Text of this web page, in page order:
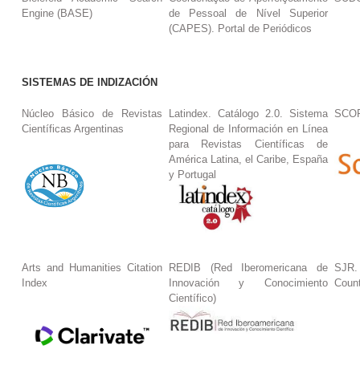
Engine (BASE)
de Pessoal de Nível Superior
(CAPES). Portal de Periódicos
SISTEMAS DE INDIZACIÓN
Núcleo Básico de Revistas
Científicas Argentinas
Latindex. Catálogo 2.0. Sistema
Regional de Información en Línea
para Revistas Científicas de
América Latina, el Caribe, España
y Portugal
Arts and Humanities Citation
Index
REDIB (Red Iberomericana de
Innovación y Conocimiento
Científico)